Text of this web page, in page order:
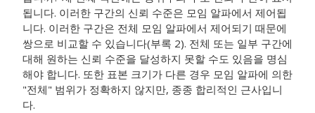
됩니다. 이러한 구간의 신뢰 수준은 모임 알파에서 제어됩
니다. 이러한 구간은 전체 모임 알파에서 제어되기 때문에
쌍으로 비교할 수 있습니다(부록 2). 전체 또는 일부 구간에
대해 원하는 신뢰 수준을 달성하지 못할 수도 있음을 명심
해야 합니다. 또한 표본 크기가 다른 경우 모임 알파에 의한
"전체" 범위가 정확하지 않지만, 종종 합리적인 근사입니
다.